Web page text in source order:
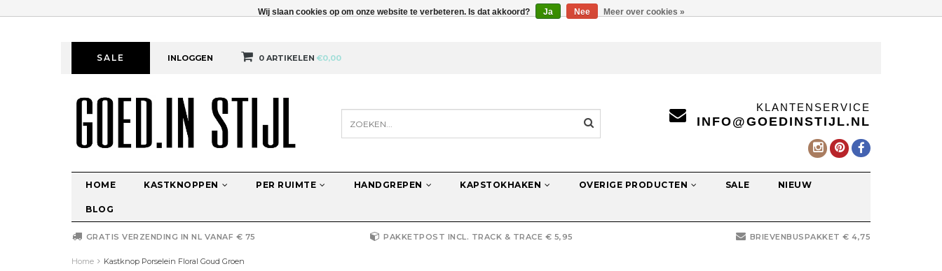
SALE INLOGGEN 0 ARTIKELEN €0,00
KLANTENSERVICE
INFO@GOEDINSTIJL.NL
HOME KASTKNOPPEN PER RUIMTE HANDGREPEN KAPSTOKHAKEN OVERIGE PRODUCTEN SALE NIEUW
BLOG
GRATIS VERZENDING IN NL VANAF € 75 PAKKETPOST INCL. TRACK & TRACE € 5,95 BRIEVENBUSPAKKET € 4,75
Home Kastknop Porselein Floral Goud Groen
Wij slaan cookies op om onze website te verbeteren. Is dat akkoord? Ja Nee Meer over cookies »